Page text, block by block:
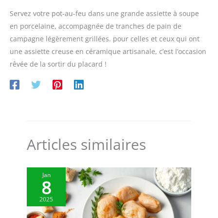
induction silencieux,
robuste et performant
(1700 W), conçu pour une
utilisation intensive et
durable RECETTES &
INSPIRATION INCLUSES:
silencieux : équipé d’un
moteur professionnel
garanti 30 ans, produit
garanti 3 ans Grande
capacité de préparation :
bol cuiseur inox (3,5L) et
application Magimix avec
+ de 2700 recettes
tutos
Servez votre pot-au-feu dans une grande assiette à soupe
en porcelaine, accompagnée de tranches de pain de
campagne légèrement grillées. pour celles et ceux qui ont
une assiette creuse en céramique artisanale, c’est l’occasion
rêvée de la sortir du placard !
Articles similaires
Jan
8
2025